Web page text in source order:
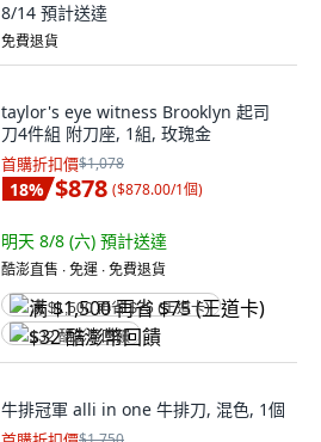
8/14 預計送達
免費退貨
taylor's eye witness Brooklyn 起司
刀4件組 附刀座, 1組, 玫瑰金
首購折扣價$1,078
18% $878 ($878.00/1個)
明天 8/8 (六) 預計送達
酷澎直售 ∙ 免運 ∙ 免費退貨
满 $1,500 再省 $75 (王道卡)
$32 酷澎幣回饋
牛排冠軍 alli in one 牛排刀, 混色, 1個